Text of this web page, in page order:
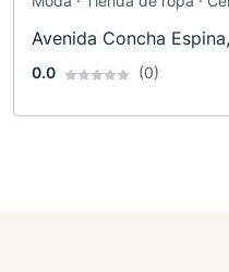
Avenida Concha
0.0 (0)